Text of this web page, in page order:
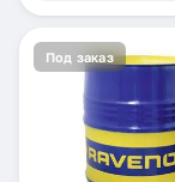
Под заказ